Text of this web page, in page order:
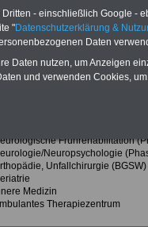
hohenurach.de
Frührehabilitation
Neuropsychologie
Unfallchirurgie (BGSW)
Medizin
Therapiezentrum
- einschließlich Google -
"Datenschutzerklärung &
Daten
Daten nutzen, um Anzeigen
und verwenden Cookies,